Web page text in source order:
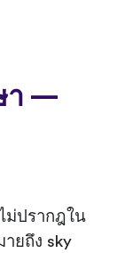
า —
ม่ปรากฎใน
ยถึง sky